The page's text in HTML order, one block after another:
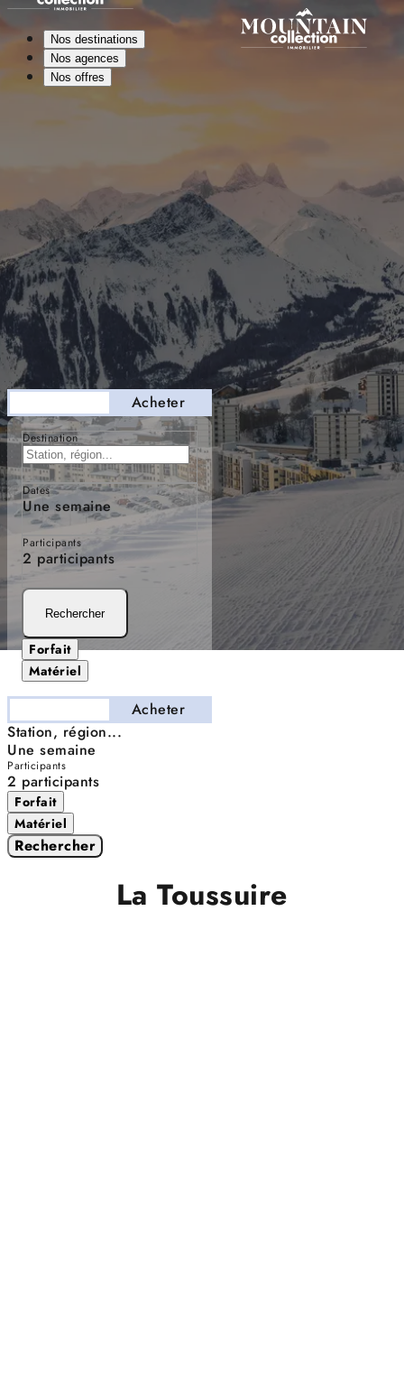
Acheter
Destination
Dates
Une semaine
Participants
2 participants
Rechercher
Forfait
Matériel
Acheter
Station, région...
Une semaine
Participants
2 participants
Forfait
Matériel
Rechercher
Nos destinations
Nos agences
Nos offres
La Toussuire